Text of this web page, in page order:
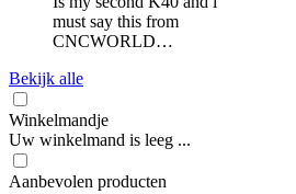
must say this from
CNCWORLD…
Bekijk alle
Winkelmandje
Uw winkelmand is leeg ...
Aanbevolen producten